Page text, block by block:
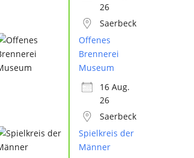
26
Saerbeck
Offenes
Brennerei
Museum
16 Aug.
26
Saerbeck
Spielkreis der
Männer